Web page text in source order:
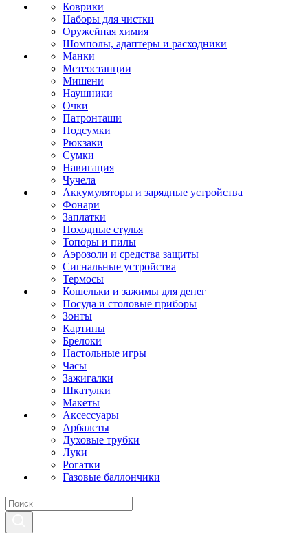
Коврики
Наборы для чистки
Оружейная химия
Шомполы, адаптеры и расходники
Манки
Метеостанции
Мишени
Наушники
Очки
Патронташи
Подсумки
Рюкзаки
Сумки
Навигация
Чучела
Аккумуляторы и зарядные устройства
Фонари
Заплатки
Походные стулья
Топоры и пилы
Аэрозоли и средства защиты
Сигнальные устройства
Термосы
Кошельки и зажимы для денег
Посуда и столовые приборы
Зонты
Картины
Брелоки
Настольные игры
Часы
Зажигалки
Шкатулки
Макеты
Аксессуары
Арбалеты
Духовые трубки
Луки
Рогатки
Газовые баллончики